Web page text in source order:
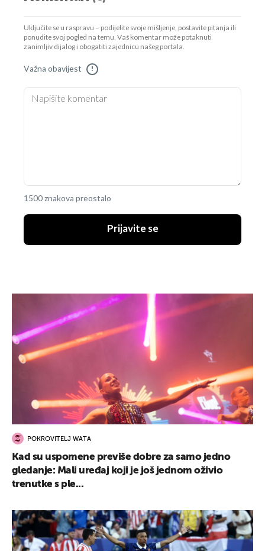
Uključite se u raspravu – podijelite svoje mišljenje, postavite pitanja ili
ponudite svoj pogled na temu. Vaš komentar može potaknuti
zanimljiv dijalog i obogatiti zajednicu našeg portala.
Važna obavijest !
1500 znakova preostalo
Prijavite se
POKROVITELJ WATA
Kad su uspomene previše dobre za samo jedno
gledanje: Mali uređaj koji je još jednom oživio
trenutke s ple...